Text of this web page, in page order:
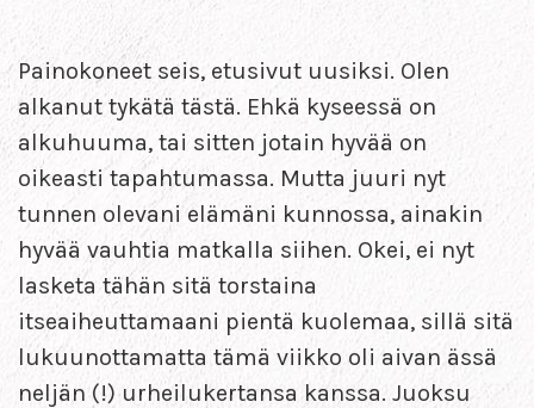
Painokoneet seis, etusivut uusiksi. Olen
alkanut tykätä tästä. Ehkä kyseessä on
alkuhuuma, tai sitten jotain hyvää on
oikeasti tapahtumassa. Mutta juuri nyt
tunnen olevani elämäni kunnossa, ainakin
hyvää vauhtia matkalla siihen. Okei, ei nyt
lasketa tähän sitä torstaina
itseaiheuttamaani pientä kuolemaa, sillä sitä
lukuunottamatta tämä viikko oli aivan ässä
neljän (!) urheilukertansa kanssa. Juoksu